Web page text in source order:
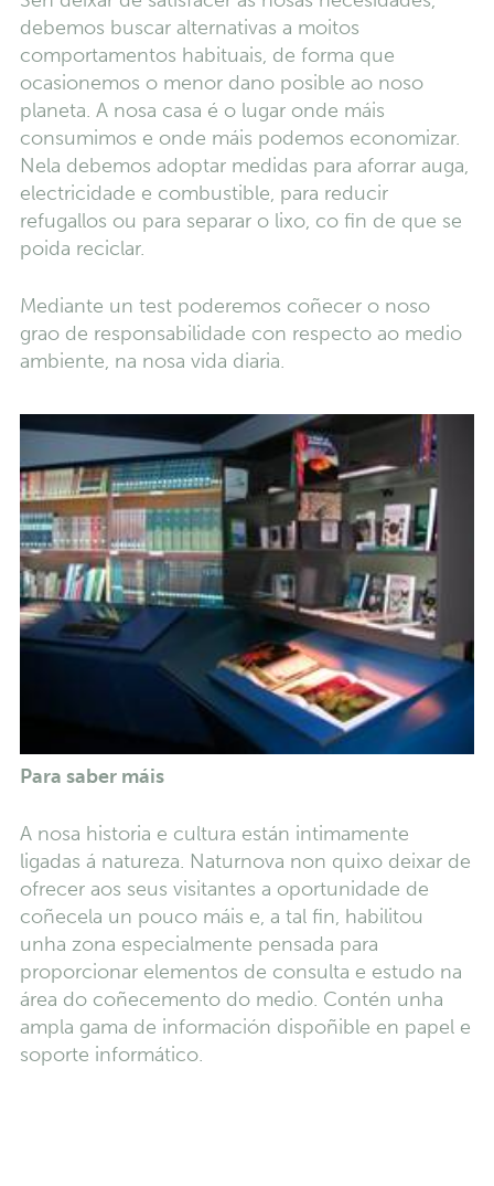
debemos buscar alternativas a moitos
comportamentos habituais, de forma que
ocasionemos o menor dano posible ao noso
planeta. A nosa casa é o lugar onde máis
consumimos e onde máis podemos economizar.
Nela debemos adoptar medidas para aforrar auga,
electricidade e combustible, para reducir
refugallos ou para separar o lixo, co fin de que se
poida reciclar.
Mediante un test poderemos coñecer o noso
grao de responsabilidade con respecto ao medio
ambiente, na nosa vida diaria.
Para saber máis
A nosa historia e cultura están intimamente
ligadas á natureza. Naturnova non quixo deixar de
ofrecer aos seus visitantes a oportunidade de
coñecela un pouco máis e, a tal fin, habilitou
unha zona especialmente pensada para
proporcionar elementos de consulta e estudo na
área do coñecemento do medio. Contén unha
ampla gama de información dispoñible en papel e
soporte informático.